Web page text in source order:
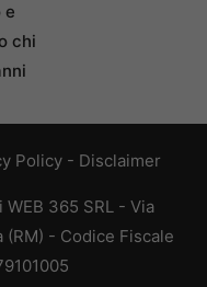
e
chi
Policy - Disclaimer
365 SRL - Via
(RM) - Codice Fiscale